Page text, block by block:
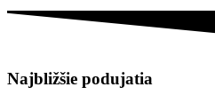
Najbližšie podujatia